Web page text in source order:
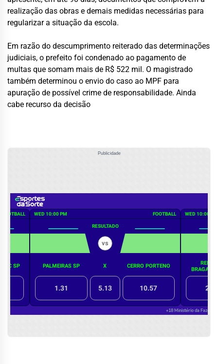
realização das obras e demais medidas necessárias para
regularizar a situação da escola.
Em razão do descumprimento reiterado das determinações
judiciais, o prefeito foi condenado ao pagamento de
multas que somam mais de R$ 522 mil. O magistrado
também determinou o envio do caso ao MPF para
apuração de possível crime de responsabilidade. Ainda
cabe recurso da decisão
Publicidade